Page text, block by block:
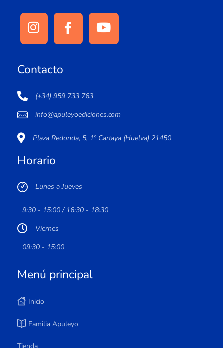
Contacto
(+34) 959 733 763
info@apuleyoediciones.com
Plaza Redonda, 5, 1º Cartaya (Huelva) 21450
Horario
Lunes a Jueves
9:30 - 15:00 / 16:30 - 18:30
Viernes
09:30 - 15:00
Menú principal
Inicio
Familia Apuleyo
Tienda